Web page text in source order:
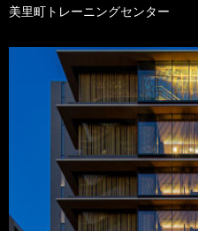
美里町トレーニングセンター